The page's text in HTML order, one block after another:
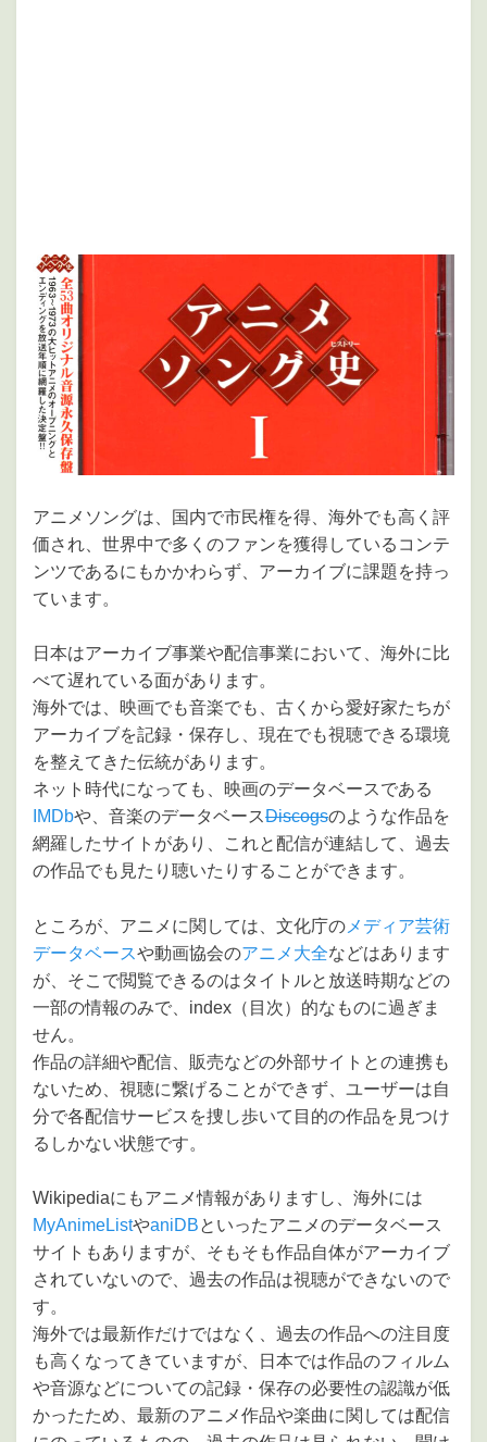
アニメソングは、国内で市民権を得、海外でも高く評
価され、世界中で多くのファンを獲得しているコンテ
ンツであるにもかかわらず、アーカイブに課題を持っ
ています。
日本はアーカイブ事業や配信事業において、海外に比
べて遅れている面があります。
海外では、映画でも音楽でも、古くから愛好家たちが
アーカイブを記録・保存し、現在でも視聴できる環境
を整えてきた伝統があります。
ネット時代になっても、映画のデータベースである
IMDbや、音楽のデータベースDiscogsのような作品を
網羅したサイトがあり、これと配信が連結して、過去
の作品でも見たり聴いたりすることができます。
ところが、アニメに関しては、文化庁のメディア芸術
データベースや動画協会のアニメ大全などはあります
が、そこで閲覧できるのはタイトルと放送時期などの
一部の情報のみで、index（目次）的なものに過ぎま
せん。
作品の詳細や配信、販売などの外部サイトとの連携も
ないため、視聴に繋げることができず、ユーザーは自
分で各配信サービスを捜し歩いて目的の作品を見つけ
るしかない状態です。
Wikipediaにもアニメ情報がありますし、海外には
MyAnimeListやaniDBといったアニメのデータベース
サイトもありますが、そもそも作品自体がアーカイブ
されていないので、過去の作品は視聴ができないので
す。
海外では最新作だけではなく、過去の作品への注目度
も高くなってきていますが、日本では作品のフィルム
や音源などについての記録・保存の必要性の認識が低
かったため、最新のアニメ作品や楽曲に関しては配信